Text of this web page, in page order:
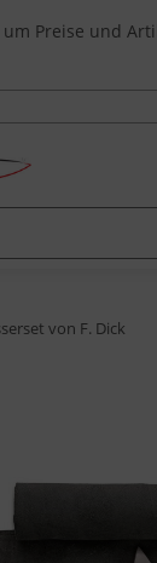
Preise und
von F. Dick